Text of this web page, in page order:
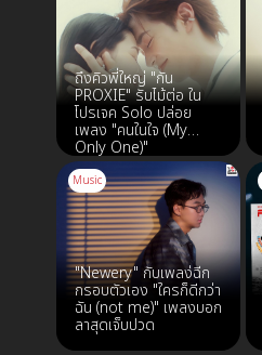
ถึงคิวพี่ใหญ่ "กัน
PROXIE" รับไม้ต่อ ใน
โปรเจค Solo ปล่อย
เพลง "คนในใจ (My
Only One)"
Music
"Newery" กับเพลง่ฉีก
กรอบตัวเอง "ใครก็ดีกว่า
ฉัน (not me)" เพลงบอก
ลาสุดเจ็บปวด